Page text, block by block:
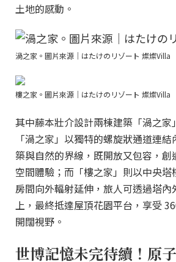
土地的感動。
渦之家。圖片來源｜はたけのリゾート 燦燦Villa
樓之家。圖片來源｜はたけのリゾート 燦燦Villa
其中藤本壯介設計兩棟建築「渦之家
「渦之家」以獨特的螺旋狀通道連
築與自然的界線，既開放又包容，創
空間體驗；而「樓之家」則以中央
房間向外輻射延伸，旅人可透過塔內
上，最終抵達屋頂花園平台，享受
開闊視野。
世博記憶未完待續！原